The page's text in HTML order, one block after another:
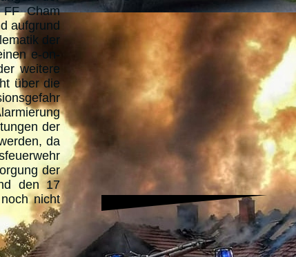
FF Cham
aufgrund
der
e-on-
weitere
über die
der
da
der
den 17
nicht